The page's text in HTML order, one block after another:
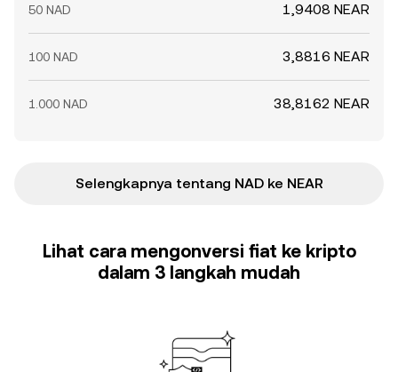
50 NAD 1,9408 NEAR
100 NAD 3,8816 NEAR
1.000 NAD 38,8162 NEAR
Selengkapnya tentang NAD ke NEAR
Lihat cara mengonversi fiat ke kripto
dalam 3 langkah mudah